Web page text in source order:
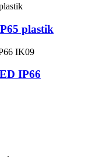
plastik
IP66